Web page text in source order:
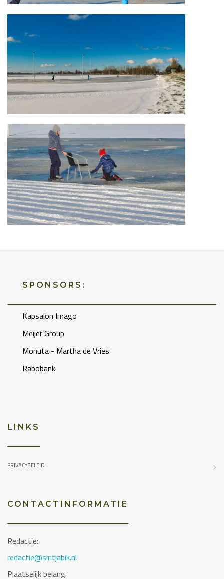
SPONSORS:
Kapsalon Imago
Meijer Group
Monuta - Martha de Vries
Rabobank
LINKS
PRIVACYBELEID
CONTACTINFORMATIE
Redactie:
redactie@sintjabik.nl
Plaatselijk belang: